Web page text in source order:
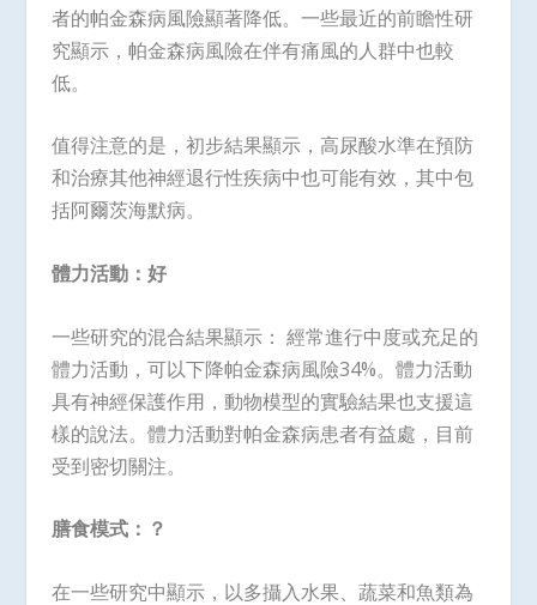
者的帕金森病風險顯著降低。一些最近的前瞻性研
究顯示，帕金森病風險在伴有痛風的人群中也較
低。
值得注意的是，初步結果顯示，高尿酸水準在預防
和治療其他神經退行性疾病中也可能有效，其中包
括阿爾茨海默病。
體力活動：好
一些研究的混合結果顯示： 經常進行中度或充足的
體力活動，可以下降帕金森病風險34%。體力活動
具有神經保護作用，動物模型的實驗結果也支援這
樣的說法。體力活動對帕金森病患者有益處，目前
受到密切關注。
膳食模式：？
在一些研究中顯示，以多攝入水果、蔬菜和魚類為